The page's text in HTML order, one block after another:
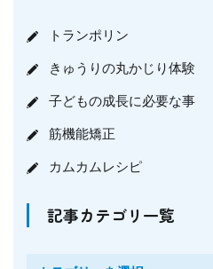
トランポリン
きゅうりの丸かじり体験
子どもの成長に必要な事
筋機能矯正
カムカムレシピ
記事カテゴリ一覧